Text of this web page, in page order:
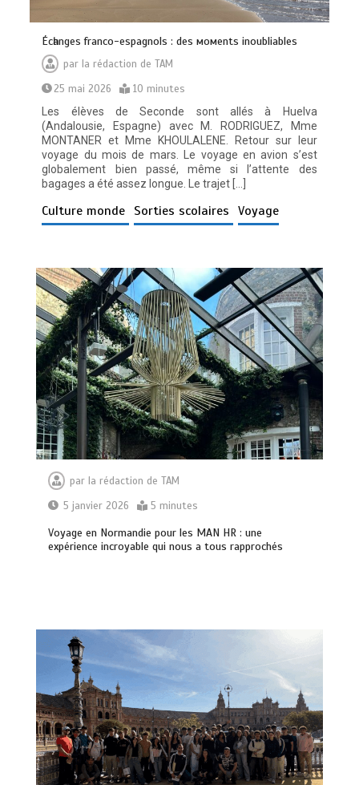
Éсһаngеѕ frаnсо-еѕраgnоlѕ : dеѕ момеntѕ іnоublіаblеѕ
par la rédaction de TAM
25 mai 2026
10 minutes
Les élèves de Seconde sont allés à Huelva
(Andalousie, Espagne) avec M. RODRIGUEZ, Mme
MONTANER et Mme KHOULALENE. Retour sur leur
voyage du mois de mars. Le voyage en avion s’est
globalement bien passé, même si l’attente des
bagages a été assez longue. Le trajet […]
Culture monde Sorties scolaires Voyage
parla rédaction de TAM
5 janvier 2026
5 minutes
Voyage en Normandie pour les MAN HR : une
expérience incroyable qui nous a tous rapprochés